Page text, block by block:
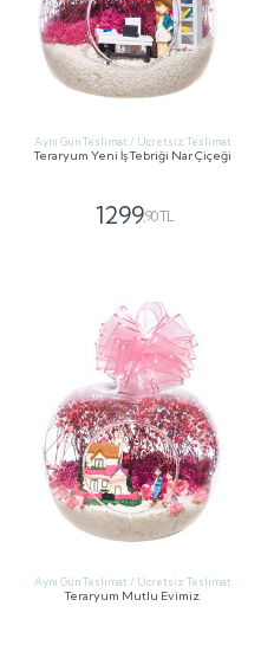
Aynı Gün Teslimat / Ücretsiz Teslimat
Teraryum Yeni İş Tebriği Nar Çiçeği
1299,90 TL
Aynı Gün Teslimat / Ücretsiz Teslimat
Teraryum Mutlu Evimiz